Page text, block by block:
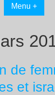
Menu +
de
et